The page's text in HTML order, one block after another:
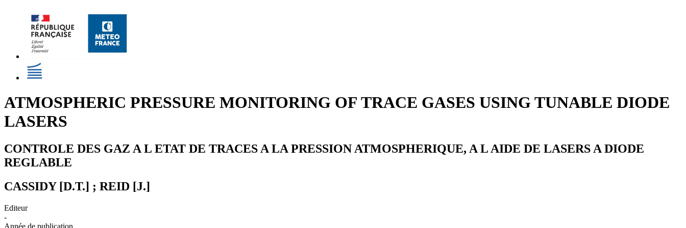
ATMOSPHERIC PRESSURE MONITORING OF TRACE GASES USING TUNABLE DIODE
LASERS
CONTROLE DES GAZ A L ETAT DE TRACES A LA PRESSION ATMOSPHERIQUE, A L AIDE DE LASERS A DIODE
REGLABLE
CASSIDY [D.T.] ; REID [J.]
Editeur
-
Année de publication